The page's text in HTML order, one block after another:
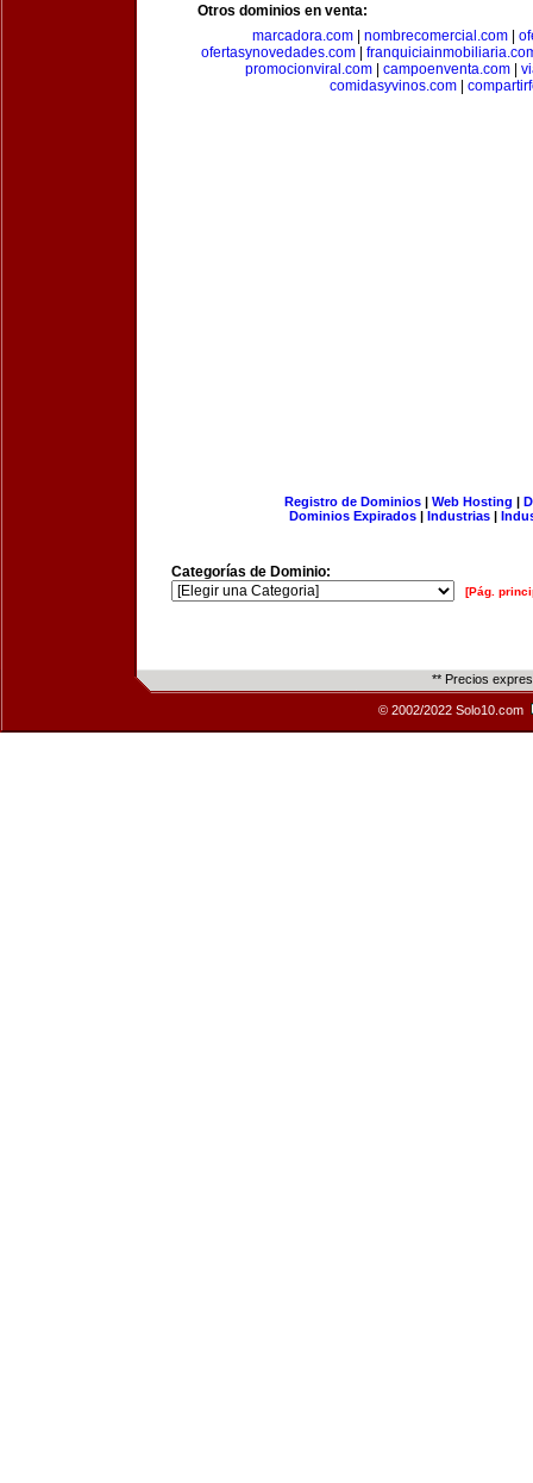
Otros dominios en venta:
marcadora.com| nombrecomercial.com|
ofertasynovedades.com|
promocionviral.com
campoenventa.com
comidasyvinos.com|
Registro de Dominios| Web Hosting |
Dominios Expirados | Industrias |
Categorías de Dominio:
[Pág.
** Precios
© 2002/2022 Solo10.com